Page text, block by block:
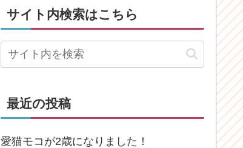
サイト内検索はこちら
最近の投稿
愛猫モコが2歳になりました！